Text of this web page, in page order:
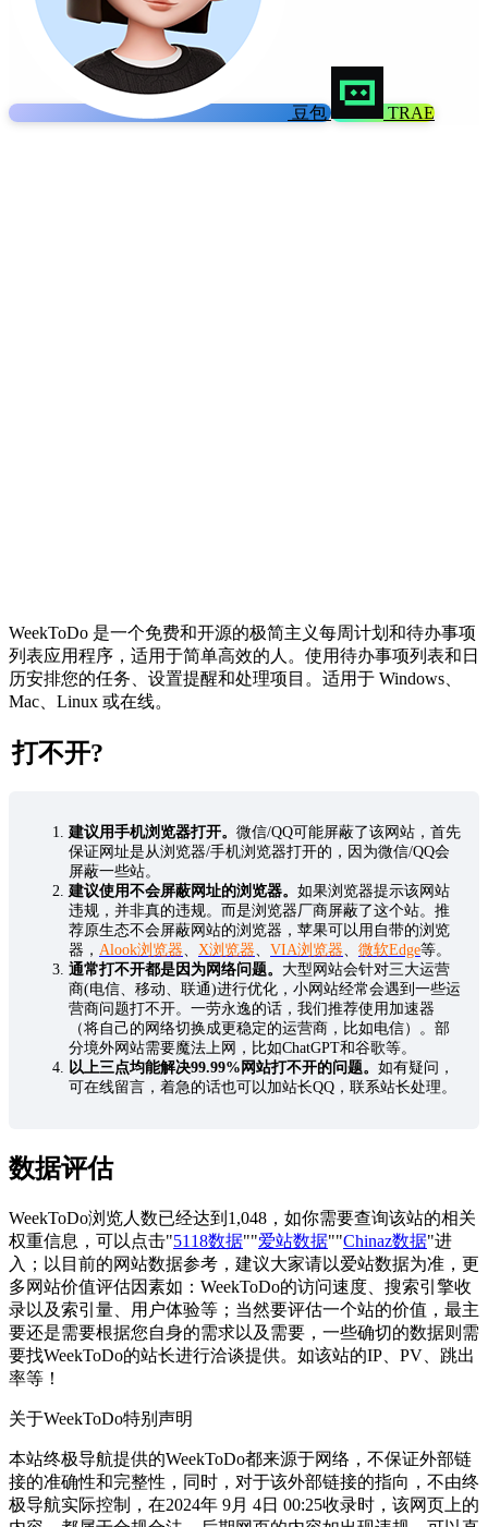
豆包 TRAE
WeekToDo 是一个免费和开源的极简主义每周计划和待办事项
列表应用程序，适用于简单高效的人。使用待办事项列表和日
历安排您的任务、设置提醒和处理项目。适用于 Windows、
Mac、Linux 或在线。
打不开?
建议用手机浏览器打开。 微信/QQ可能屏蔽了该网站，首先
保证网址是从浏览器/手机浏览器打开的，因为微信/QQ会
屏蔽一些站。
建议使用不会屏蔽网址的浏览器。 如果浏览器提示该网站
违规，并非真的违规。而是浏览器厂商屏蔽了这个站。推
荐原生态不会屏蔽网站的浏览器，苹果可以用自带的浏览
器， Alook浏览器、 X浏览器、 VIA浏览器、 微软Edge等。
通常打不开都是因为网络问题。 大型网站会针对三大运营
商(电信、移动、联通)进行优化，小网站经常会遇到一些运
营商问题打不开。一劳永逸的话，我们推荐使用加速器
（将自己的网络切换成更稳定的运营商，比如电信）。部
分境外网站需要魔法上网，比如ChatGPT和谷歌等。
以上三点均能解决99.99%网站打不开的问题。 如有疑问，
可在线留言，着急的话也可以加站长QQ，联系站长处理。
数据评估
WeekToDo浏览人数已经达到1,048，如你需要查询该站的相关
权重信息，可以点击"5118数据""爱站数据""Chinaz数据"进
入；以目前的网站数据参考，建议大家请以爱站数据为准，更
多网站价值评估因素如：WeekToDo的访问速度、搜索引擎收
录以及索引量、用户体验等；当然要评估一个站的价值，最主
要还是需要根据您自身的需求以及需要，一些确切的数据则需
要找WeekToDo的站长进行洽谈提供。如该站的IP、PV、跳出
率等！
关于WeekToDo特别声明
本站终极导航提供的WeekToDo都来源于网络，不保证外部链
接的准确性和完整性，同时，对于该外部链接的指向，不由终
极导航实际控制，在2024年 9月 4日 00:25收录时，该网页上的